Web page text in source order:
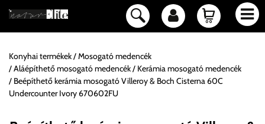
Konyhai termékek
Mosogató medencék
Aláépíthető mosogató medencék
Kerámia mosogató medencék
Beépíthető kerámia mosogató Villeroy & Boch Cisterna 60C
Undercounter Ivory 670602FU